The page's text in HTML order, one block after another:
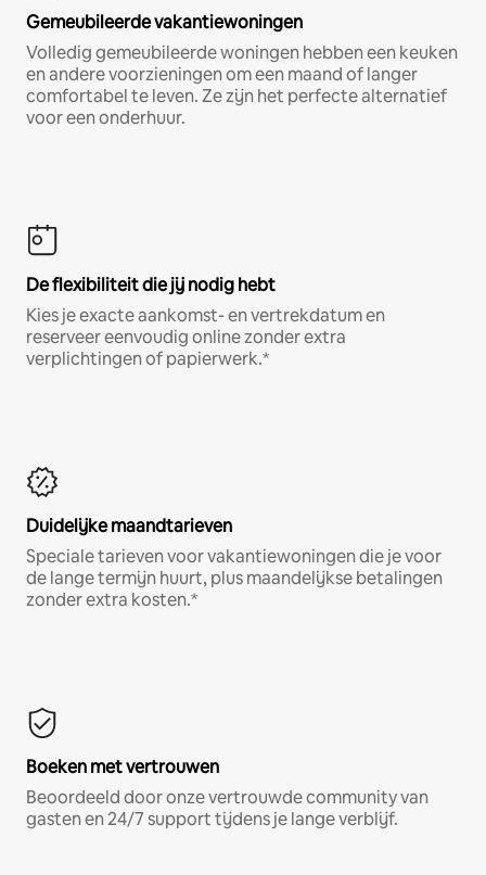
Gemeubileerde vakantiewoningen
Volledig gemeubileerde woningen hebben een keuken
en andere voorzieningen om een maand of langer
comfortabel te leven. Ze zijn het perfecte alternatief
voor een onderhuur.
De flexibiliteit die jij nodig hebt
Kies je exacte aankomst- en vertrekdatum en
reserveer eenvoudig online zonder extra
verplichtingen of papierwerk.*
Duidelijke maandtarieven
Speciale tarieven voor vakantiewoningen die je voor
de lange termijn huurt, plus maandelijkse betalingen
zonder extra kosten.*
Boeken met vertrouwen
Beoordeeld door onze vertrouwde community van
gasten en 24/7 support tijdens je lange verblijf.